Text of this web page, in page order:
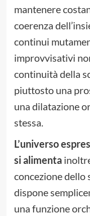
mantenere
coerenza
continui
improvvisativi
continuità della
piuttosto una
una dilatazione
stessa.
L’universo
si alimenta
concezione dello
dispone
una funzione